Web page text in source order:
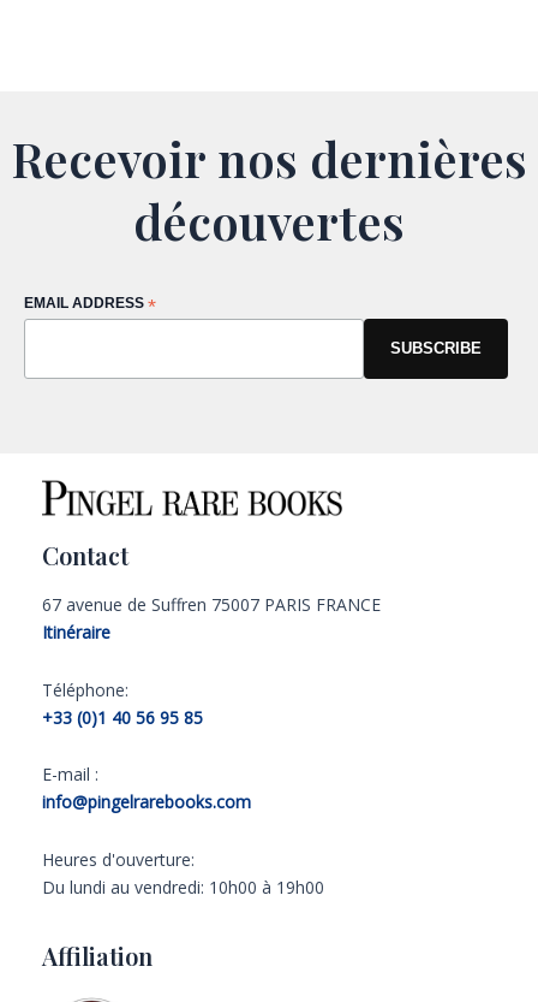
Recevoir nos dernières
découvertes
EMAIL ADDRESS *
Contact
67 avenue de Suffren 75007 PARIS FRANCE
Itinéraire
Téléphone:
+33 (0)1 40 56 95 85
E-mail :
info@pingelrarebooks.com
Heures d'ouverture:
Du lundi au vendredi: 10h00 à 19h00
Affiliation